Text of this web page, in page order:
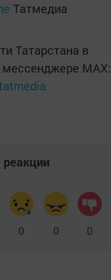
Татмедиа
Татарстана в
MАХ:
реакции
0 0 0